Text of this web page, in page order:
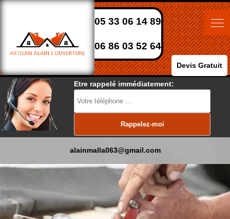
05 33 06 14 89
06 86 03 52 64
Devis Gratuit
Etre rappelé immédiatement:
alainmalla063@gmail.com